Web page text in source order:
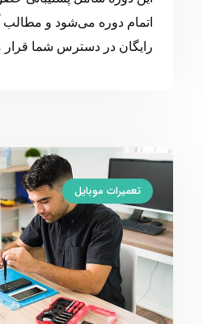
اتمام دوره می‌شود و
رایگان در دسترس شما قرار
تعمیرات موبایل